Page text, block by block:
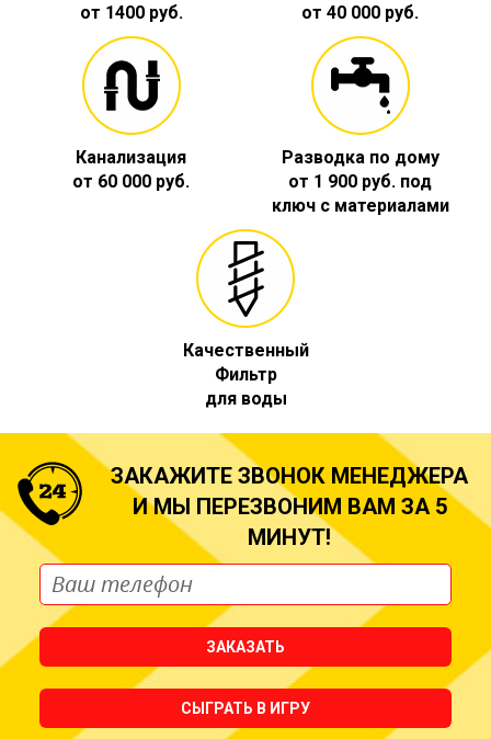
от 1400 руб.
от 40 000 руб.
Канализация
от 60 000 руб.
Разводка по дому
от 1 900 руб. под
ключ с материалами
Качественный
Фильтр
для воды
ЗАКАЖИТЕ ЗВОНОК МЕНЕДЖЕРА
И МЫ ПЕРЕЗВОНИМ ВАМ ЗА 5
МИНУТ!
ЗАКАЗАТЬ
СЫГРАТЬ В ИГРУ